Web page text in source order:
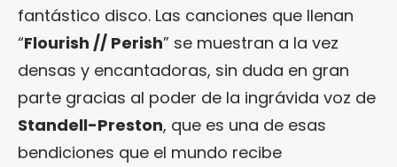
fantástico disco. Las canciones que llenan
“Flourish // Perish” se muestran a la vez
densas y encantadoras, sin duda en gran
parte gracias al poder de la ingrávida voz de
Standell-Preston, que es una de esas
bendiciones que el mundo recibe